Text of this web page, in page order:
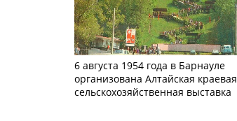
6 августа 1954 года в Барнауле
организована Алтайская краевая
сельскохозяйственная выставка